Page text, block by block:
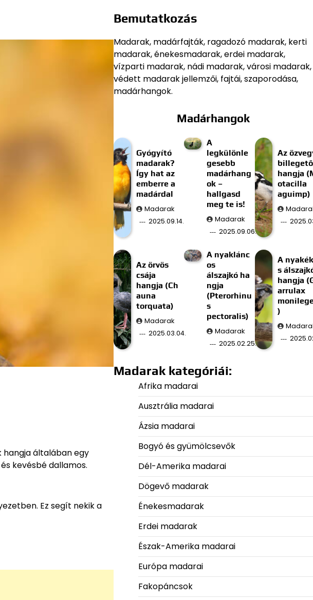
hangja általában egy
kevésbé dallamos.
Ez segít nekik a
Bemutatkozás
Madarak, madárfajták, ragadozó madarak, kerti
madarak, énekesmadarak, erdei madarak,
vízparti madarak, nádi madarak, városi madarak,
védett madarak jellemzői, fajtái, szaporodása,
madárhangok.
Madárhangok
Gyógyító
madarak?
Így hat az
emberre a
madárdal
Madarak
2025.09.14.
A
legkülönle
gesebb
madárhang
ok –
hallgasd
meg te is!
Madarak
2025.09.06.
Az
billegető
hangja
otacilla
aguimp)
Az örvös
csája
hangja (Ch
auna
torquata)
Madarak
2025.03.04.
A nyaklánc
os
álszajkó ha
ngja
(Pterorhinu
s
pectoralis)
Madarak
2025.02.25.
A
s
hangja
arrulax
)
Madarak kategóriái:
Afrika madarai
Ausztrália madarai
Ázsia madarai
Bogyó és gyümölcsevők
Dél-Amerika madarai
Dögevő madarak
Énekesmadarak
Erdei madarak
Észak-Amerika madarai
Európa madarai
Fakopáncsok